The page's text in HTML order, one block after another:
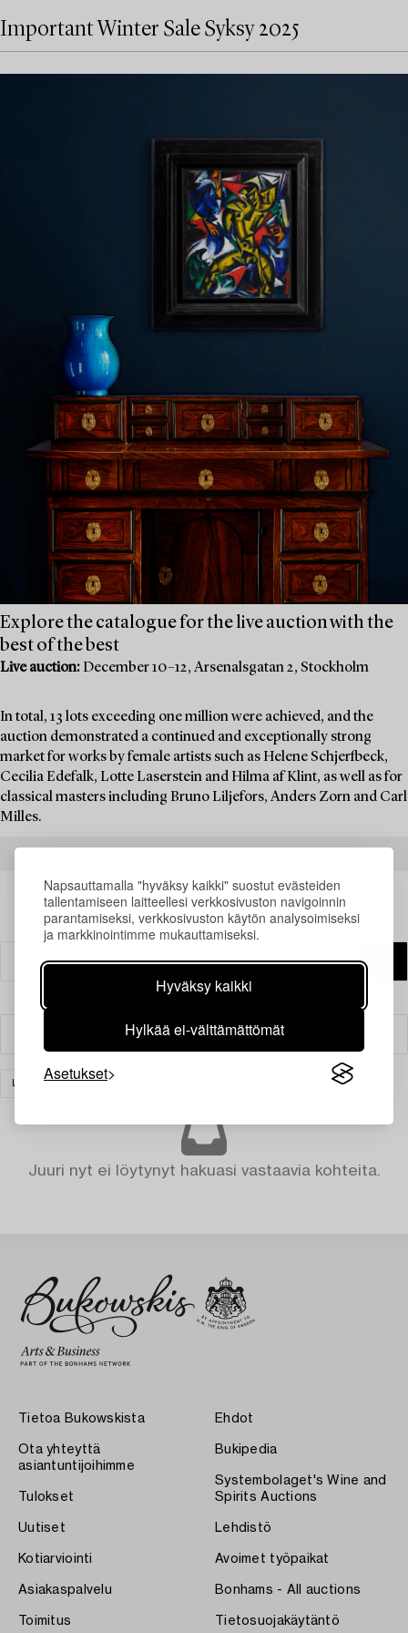
Napsauttamalla "hyväksy kaikki" suostut evästeiden
tallentamiseen laitteellesi verkkosivuston navigoinnin
parantamiseksi, verkkosivuston käytön analysoimiseksi
ja markkinointimme mukauttamiseksi.
Hyväksy kaikki
Hylkää ei-välttämättömät
Asetukset
Important Winter Sale Syksy 2025
Explore the catalogue for the live auction with the
best of the best
Live auction: December 10–12, Arsenalsgatan 2, Stockholm
In total, 13 lots exceeding one million were achieved, and the
auction demonstrated a continued and exceptionally strong
market for works by female artists such as Helene Schjerfbeck,
Cecilia Edefalk, Lotte Laserstein and Hilma af Klint, as well as for
classical masters including Bruno Liljefors, Anders Zorn and Carl
Milles.
Suodatin
TYHJENNÄ KAIKKI
Juuri nyt ei löytynyt hakuasi vastaavia kohteita.
Tietoa Bukowskista
Ota yhteyttä
asiantuntijoihimme
Tulokset
Uutiset
Kotiarviointi
Asiakaspalvelu
Toimitus
Ehdot
Bukipedia
Systembolaget's Wine and
Spirits Auctions
Lehdistö
Avoimet työpaikat
Bonhams - All auctions
Tietosuojakäytäntö